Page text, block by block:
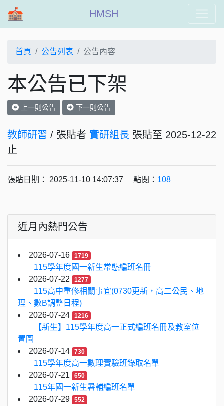
HMSH
首頁 公告列表 公告內容
本公告已下架
上一則公告 下一則公告
教師研習 / 張貼者 實研組長 張貼至 2025-12-22
止
張貼日期： 2025-11-10 14:07:37 點閱： 108
近月內熱門公告
2026-07-16 1719
115學年度國一新生常態編班名冊
2026-07-22
1277
115高中重修相關事宜(0730更新，高二公民、地
理、數B調整日程)
2026-07-24
1216
【新生】115學年度高一正式編班名冊及教室位
置圖
2026-07-14
730
115學年度高一數理實驗班錄取名單
2026-07-21
650
115年國一新生暑輔編班名單
2026-07-29
552